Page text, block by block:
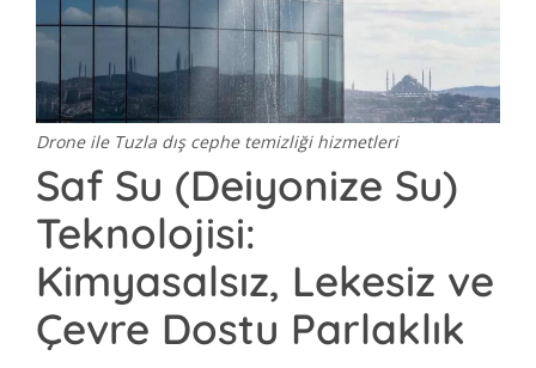
Drone ile Tuzla dış cephe temizliği hizmetleri
Saf Su (Deiyonize Su)
Teknolojisi:
Kimyasalsız, Lekesiz ve
Çevre Dostu Parlaklık